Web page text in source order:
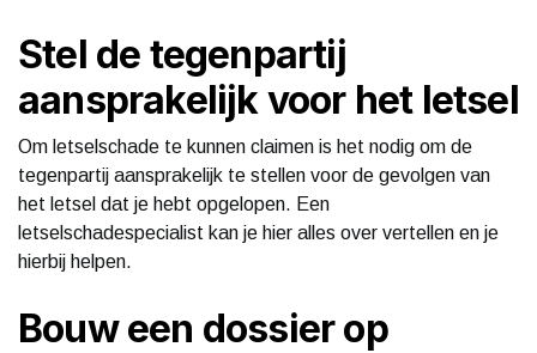
Stel de tegenpartij
aansprakelijk voor het letsel
Om letselschade te kunnen claimen is het nodig om de
tegenpartij aansprakelijk te stellen voor de gevolgen van
het letsel dat je hebt opgelopen. Een
letselschadespecialist kan je hier alles over vertellen en je
hierbij helpen.
Bouw een dossier op